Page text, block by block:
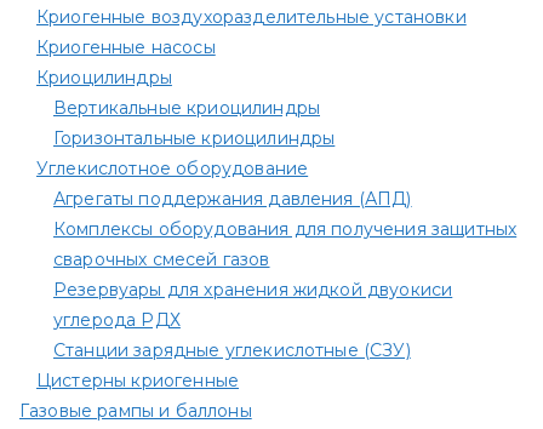
Криогенные воздухоразделительные установки
Криогенные насосы
Криоцилиндры
Вертикальные криоцилиндры
Горизонтальные криоцилиндры
Углекислотное оборудование
Агрегаты поддержания давления (АПД)
Комплексы оборудования для получения защитных
сварочных смесей газов
Резервуары для хранения жидкой двуокиси
углерода РДХ
Станции зарядные углекислотные (СЗУ)
Цистерны криогенные
Газовые рампы и баллоны